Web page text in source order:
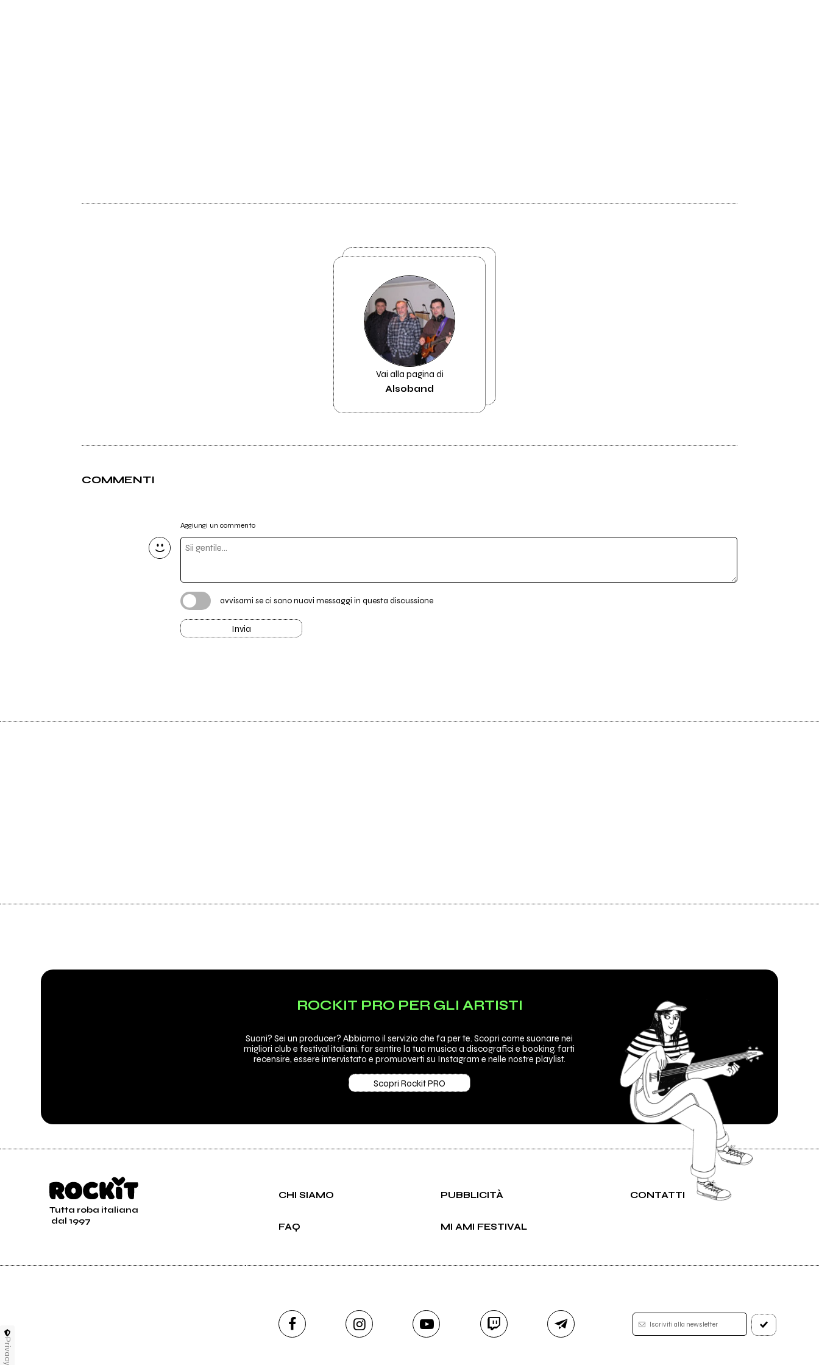
Vai alla pagina di
Alsoband
COMMENTI
Aggiungi un commento
avvisami se ci sono nuovi messaggi in questa discussione
Invia
ROCKIT PRO PER GLI ARTISTI
Suoni? Sei un producer? Abbiamo il servizio che fa per te. Scopri come suonare nei
migliori club e festival italiani, far sentire la tua musica a discografici e booking, farti
recensire, essere intervistato e promuoverti su Instagram e nelle nostre playlist.
Scopri Rockit PRO
Tutta roba italiana
dal 1997
CHI SIAMO PUBBLICITÀ CONTATTI
FAQ MI AMI FESTIVAL
Iscriviti alla newsletter
Privacy